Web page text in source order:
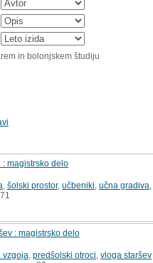
in bolonjskem študiju
magistrsko delo
šolski prostor, učbeniki učna gradiva
71
: magistrsko delo
vzgoja predšolski otroci vloga staršev